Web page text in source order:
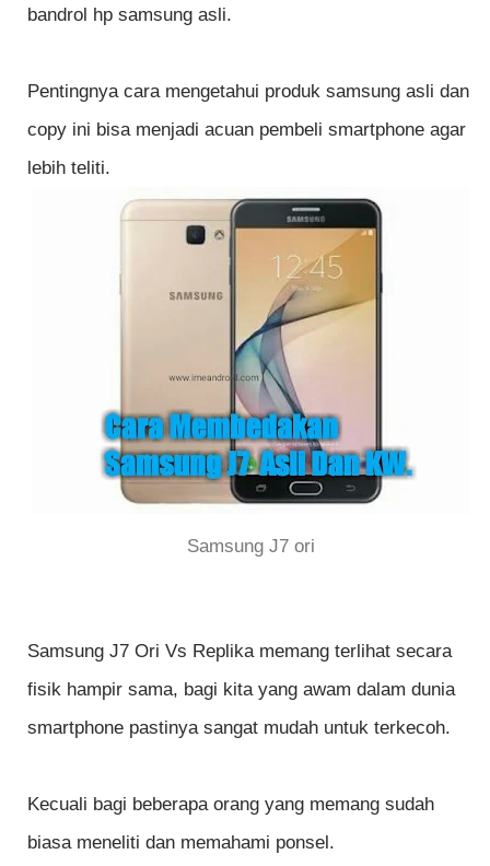
bandrol hp samsung asli.
Pentingnya cara mengetahui produk samsung asli dan
copy ini bisa menjadi acuan pembeli smartphone agar
lebih teliti.
Samsung J7 ori
Samsung J7 Ori Vs Replika memang terlihat secara
fisik hampir sama, bagi kita yang awam dalam dunia
smartphone pastinya sangat mudah untuk terkecoh.
Kecuali bagi beberapa orang yang memang sudah
biasa meneliti dan memahami ponsel.